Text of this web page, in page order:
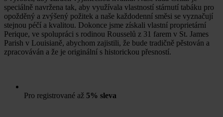
speciálně navržena tak, aby využívala vlastností stárnutí tabáku pro
opožděný a zvýšený požitek a naše každodenní směsi se vyznačují
stejnou péčí a kvalitou. Dokonce jsme získali vlastní proprietární
Perique, ve spolupráci s rodinou Rousselů z 31 farem v St. James
Parish v Louisianě, abychom zajistili, že bude tradičně pěstován a
zpracováván a že je originální s historickou přesností.
Pro registrované až 5% sleva